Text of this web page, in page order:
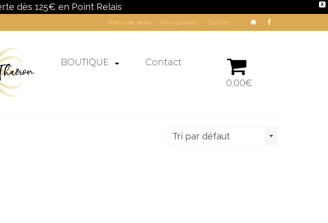
X
dès 125€ en Point Relais
Points de vente Mon compte Contact
BOUTIQUE
Contact
0.00€
Tri par défaut